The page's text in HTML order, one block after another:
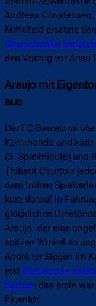
Andreas
Mittelfeld ersetzte
Oberschenkel
den Vorzug vor Ansu
Araujo mit
aus
Der FC Barcelona
Kommando und kam
(3. Spielminute) und
Thibaut Courtois
dem frühen
kurz darauf in
glücklichen
Araujo, der eine
spitzen Winkel so
André ter Stegen im
erst Barcelonas
Saison: das erste
Eigentor.